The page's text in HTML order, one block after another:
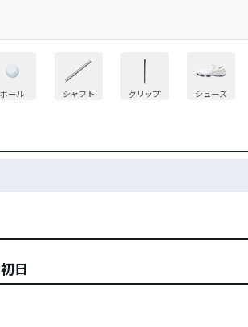
ボール シャフト グリップ シューズ
日